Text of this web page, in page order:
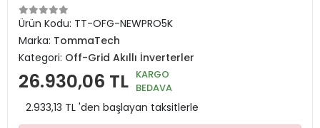
Ürün Kodu: TT-OFG-NEWPRO5K
Marka: TommaTech
Kategori: Off-Grid Akıllı İnverterler
26.930,06 TL KARGO
BEDAVA
2.933,13 TL 'den başlayan taksitlerle